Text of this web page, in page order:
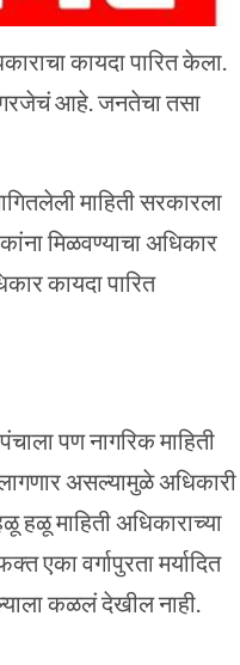
कायदा पारित केला.
गरजेचं आहे. जनतेचा तसा
माहिती सरकारला
मिळवण्याचा अधिकार
कायदा पारित
पण नागरिक माहिती
असल्यामुळे अधिकारी
हळू माहिती अधिकाराच्या
एका वर्गापुरता मर्यादित
कळलं देखील नाही.